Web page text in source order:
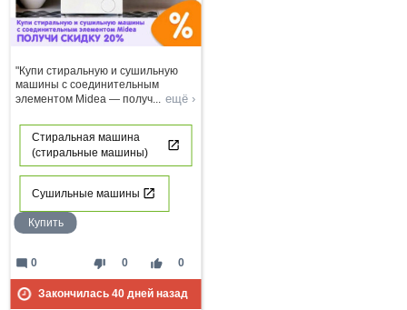
"Купи стиральную и сушильную
машины с соединительным
элементом Midea — получ... ещё ›
Стиральная машина
(стиральные машины)
Сушильные машины
Купить
thumb_down 0 thumb_up 0
mode_comment 0
Закончилась 40дней назад